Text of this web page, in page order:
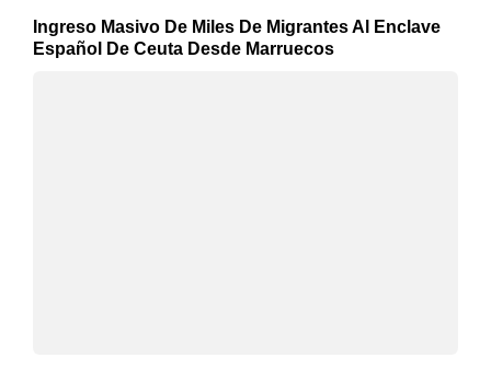
Ingreso Masivo De Miles De Migrantes Al Enclave
Español De Ceuta Desde Marruecos